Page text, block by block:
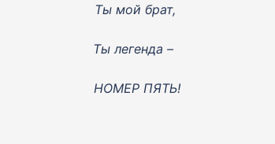
Tы мой брат,
Ты легенда –
НОМЕР ПЯТЬ!